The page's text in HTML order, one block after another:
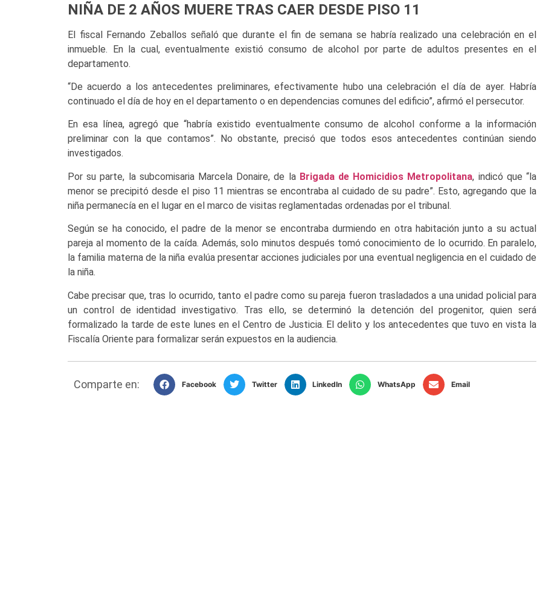
NIÑA DE 2 AÑOS MUERE TRAS CAER DESDE PISO 11
El fiscal Fernando Zeballos señaló que durante el fin de semana se habría realizado una celebración en el
inmueble. En la cual, eventualmente existió consumo de alcohol por parte de adultos presentes en el
departamento.
“De acuerdo a los antecedentes preliminares, efectivamente hubo una celebración el día de ayer. Habría
continuado el día de hoy en el departamento o en dependencias comunes del edificio”, afirmó el persecutor.
En esa línea, agregó que “habría existido eventualmente consumo de alcohol conforme a la información
preliminar con la que contamos”. No obstante, precisó que todos esos antecedentes continúan siendo
investigados.
Por su parte, la subcomisaria Marcela Donaire, de laBrigada de Homicidios Metropolitana, indicó que “la
menor se precipitó desde el piso 11 mientras se encontraba al cuidado de su padre”. Esto, agregando que la
niña permanecía en el lugar en el marco de visitas reglamentadas ordenadas por el tribunal.
Según se ha conocido, el padre de la menor se encontraba durmiendo en otra habitación junto a su actual
pareja al momento de la caída. Además, solo minutos después tomó conocimiento de lo ocurrido. En paralelo,
la familia materna de la niña evalúa presentar acciones judiciales por una eventual negligencia en el cuidado de
la niña.
Cabe precisar que, tras lo ocurrido, tanto el padre como su pareja fueron trasladados a una unidad policial para
un control de identidad investigativo. Tras ello, se determinó la detención del progenitor, quien será
formalizado la tarde de este lunes en el Centro de Justicia. El delito y los antecedentes que tuvo en vista la
Fiscalía Oriente para formalizar serán expuestos en la audiencia.
Comparte en: Facebook Twitter LinkedIn WhatsApp Email